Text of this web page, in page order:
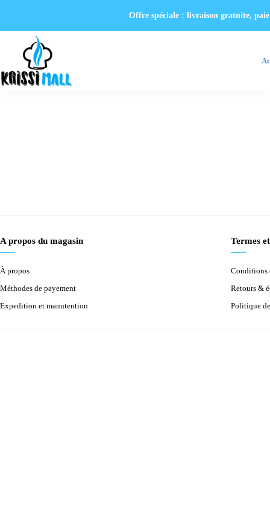
Offre spéciale : livraison gratuite,
A propos du magasin
À propos
Méthodes de payement
Expedition et manutention
Termes
Conditions
Retours &
Politique